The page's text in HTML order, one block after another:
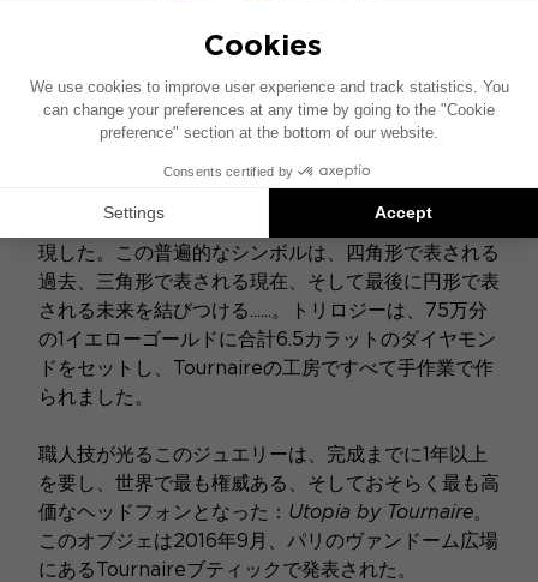
...ジュエリーでパーソナライズ
ジュエラーTournaireは、Utopiaにゴールドとダイヤ
モンドを纏わせ、彼の身近なテーマである三部作を表
現した。この普遍的なシンボルは、四角形で表される
過去、三角形で表される現在、そして最後に円形で表
される未来を結びつける......。トリロジーは、75万分
の1イエローゴールドに合計6.5カラットのダイヤモン
ドをセットし、Tournaireの工房ですべて手作業で作
られました。
職人技が光るこのジュエリーは、完成までに1年以上
を要し、世界で最も権威ある、そしておそらく最も高
価なヘッドフォンとなった： Utopia by Tournaire。
このオブジェは2016年9月、パリのヴァンドーム広場
にあるTournaireブティックで発表された。